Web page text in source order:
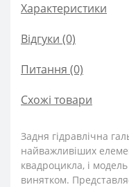
Характеристики
Відгуки (0)
Питання (0)
Схожі товари
Задня гідравлічна
найважливіших
квадроцикла, і
винятком.